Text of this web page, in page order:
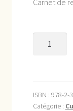
Carnet de
IV
ISBN : 978-2-
Catégorie :